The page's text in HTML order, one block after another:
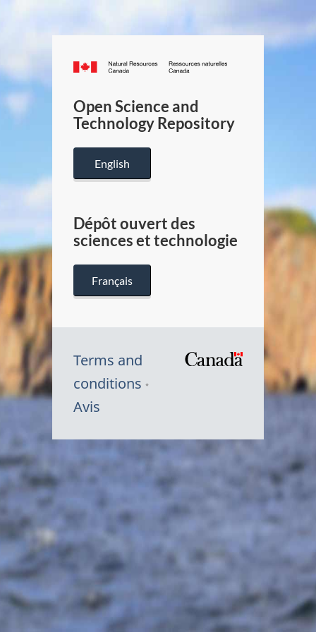
Canada.ca
/
Canada
Open Science and
Technology Repository
English
Dépôt ouvert des
sciences et technologie
Français
Terms and
conditions
Avis
Symbole
Canada